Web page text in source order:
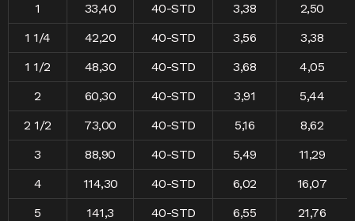
1
33,40 40-STD 3,38
2,50
1 1/4
42,20 40-STD 3,56
3,38
1 1/2
48,30 40-STD 3,68
4,05
2
60,30 40-STD 3,91
5,44
2 1/2
73,00 40-STD 5,16
8,62
3
88,90 40-STD 5,49
11,29
4
114,30 40-STD 6,02
16,07
5
141,3 40-STD 6,55
21,76